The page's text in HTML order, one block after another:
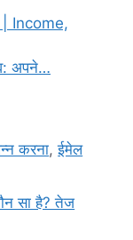
Income,
अपने…
करना,ईमेल
सा है? तेज